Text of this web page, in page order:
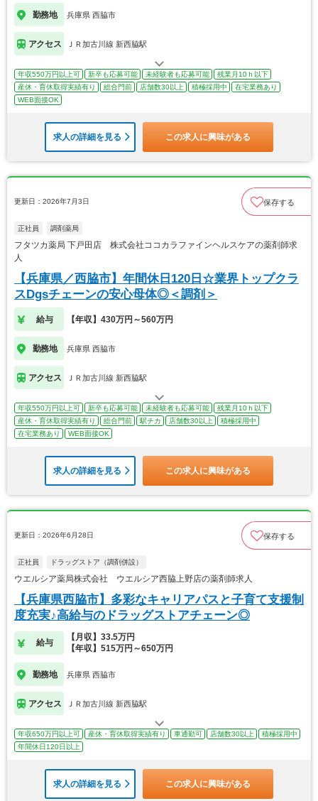
勤務地 兵庫県 西脇市
アクセス ＪＲ加古川線 新西脇駅
年収550万円以上可 新卒も応募可能 未経験者も応募可能
残業月10ｈ以下
産休・育休取得実績有り
総合門前 店舗数30以上 積極採用中
在宅業務あり
WEB面接OK
求人の詳細を見る この求人に興味がある
更新日：2026年7月3日 保存する
正社員 調剤薬局
フタツカ薬局 下戸田店 株式会社ココカラファインヘルスケアの薬剤師求
人
【兵庫県／西脇市】年間休日120日☆業界トップクラ
スDgsチェーンの安心母体◎＜調剤＞
給与 【年収】430万円～560万円
勤務地 兵庫県 西脇市
アクセス ＪＲ加古川線 新西脇駅
年収550万円以上可 新卒も応募可能 未経験者も応募可能
残業月10ｈ以下
産休・育休取得実績有り
総合門前 駅チカ 店舗数30以上
積極採用中
在宅業務あり
WEB面接OK
求人の詳細を見る この求人に興味がある
更新日：2026年6月28日 保存する
正社員 ドラッグストア（調剤併設）
ウエルシア薬局株式会社 ウエルシア西脇上野店の薬剤師求人
【兵庫県西脇市】多彩なキャリアパスと子育て支援制
度充実♪高給与のドラッグストアチェーン◎
給与
【月収】33.5万円
【年収】515万円～650万円
勤務地 兵庫県 西脇市
アクセス ＪＲ加古川線 新西脇駅
年収650万円以上可 産休・育休取得実績有り 車通勤可 店舗数30以上
積極採用中
年間休日120日以上
求人の詳細を見る この求人に興味がある